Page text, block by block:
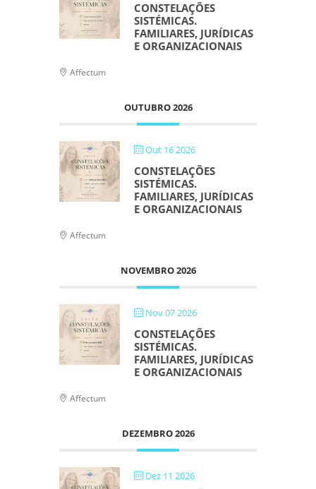
CONSTELAÇÕES
SISTÉMICAS.
FAMILIARES, JURÍDICAS
E ORGANIZACIONAIS
Affectum
OUTUBRO 2026
Out 16 2026
CONSTELAÇÕES
SISTÉMICAS.
FAMILIARES, JURÍDICAS
E ORGANIZACIONAIS
Affectum
NOVEMBRO 2026
Nov 07 2026
CONSTELAÇÕES
SISTÉMICAS.
FAMILIARES, JURÍDICAS
E ORGANIZACIONAIS
Affectum
DEZEMBRO 2026
Dez 11 2026